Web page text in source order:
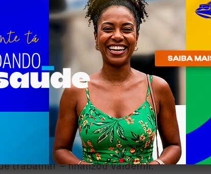
caminho – explicou o presidente.
que chegar ao clube terá que
está. O clube está em readequação
folha salarial, por exemplo, teve
jogadores não irão desembarcar
não abre possibilidade de
um bom grupo e é com esse
trabalhar – finalizou Valdemir.